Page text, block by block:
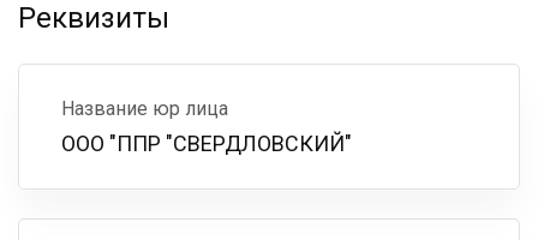
Реквизиты
Название юр лица
ООО "ППР "СВЕРДЛОВСКИЙ"